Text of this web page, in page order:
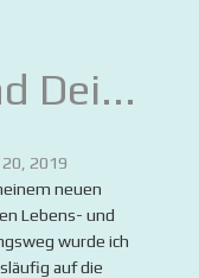
Dei...
20, 2019
neuen
Lebens- und
wurde ich
auf die